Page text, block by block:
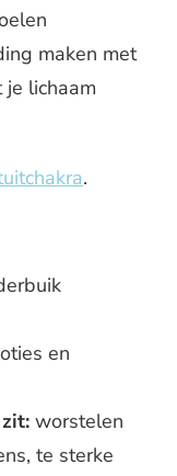
maken met
lichaam
.
en
worstelen
te sterke